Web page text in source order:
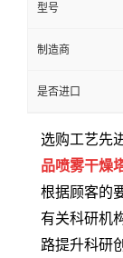
型号
制造商
是否进口
选购工艺先
品喷雾干燥
根据顾客的
有关科研机
路提升科研